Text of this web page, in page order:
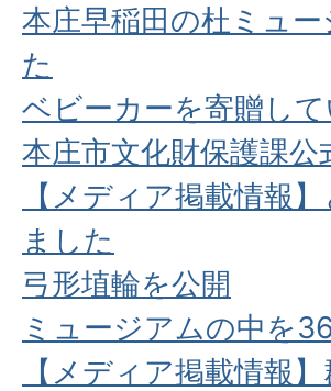
本庄早稲田の杜ミュ
た
ベビーカーを寄贈し
本庄市文化財保護課
【メディア掲載情報
ました
弓形埴輪を公開
ミュージアムの中を
【メディア掲載情報